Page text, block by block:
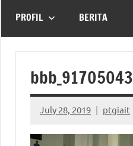
PROFIL BERITA
July 28, 2019 ptgiait